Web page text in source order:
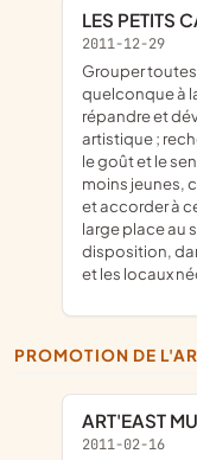
LES PETITS
2011-12-29
grouper toutes les personnes s'intéressant à un titre
quelconque à
répandre et
artistique ;
le goût et le
moins jeunes,
et accorder à
large place au
disposition,
et les locaux
PROMOTION DE
ART'EAST
2011-02-16